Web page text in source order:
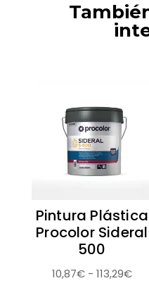
Pintura Plástica
Procolor Sideral
500
10,87€ - 113,29€